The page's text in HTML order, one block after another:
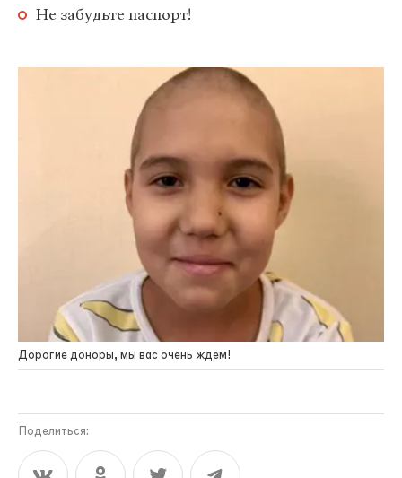
Не забудьте паспорт!
Дорогие доноры, мы вас очень ждем!
Поделиться: